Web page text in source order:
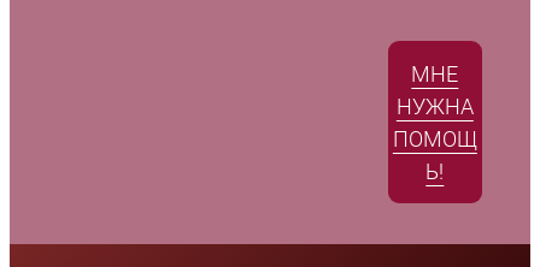
МНЕ
НУЖНА
ПОМОЩ
Ь!